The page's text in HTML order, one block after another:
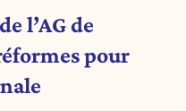
l’AG de
pour